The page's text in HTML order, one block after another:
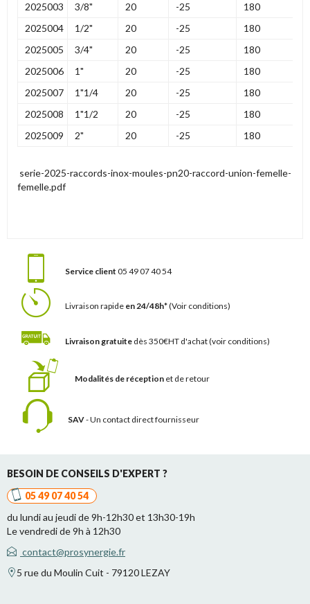
2025003
3/8" 20 -25
180
2025004
1/2" 20 -25
180
2025005
3/4" 20 -25
180
2025006
1" 20 -25
180
2025007
1"1/4 20 -25
180
2025008
1"1/2 20 -25
180
2025009
2" 20 -25 180
serie-2025-raccords-inox-moules-pn20-raccord-union-femelle-
femelle.pdf
Service client 05 49 07 40 54
Livraison rapide en 24/48h*(Voir conditions)
Livraison gratuite dès 350€HT d'achat(voir conditions)
Modalités de réception et de retour
SAV- Un contact direct fournisseur
BESOIN DE CONSEILS D'EXPERT ?
05 49 07 40 54
du lundi au jeudi de 9h-12h30 et 13h30-19h
Le vendredi de 9h à 12h30
contact@prosynergie.fr
5 rue du Moulin Cuit - 79120 LEZAY